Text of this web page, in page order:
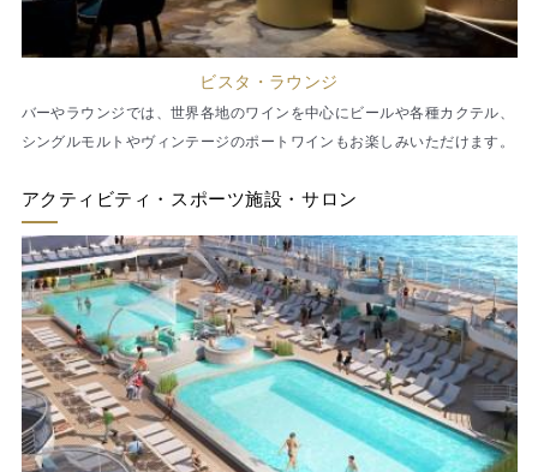
ビスタ・ラウンジ
バーやラウンジでは、世界各地のワインを中心にビールや各種カクテル、
シングルモルトやヴィンテージのポートワインもお楽しみいただけます。
アクティビティ・スポーツ施設・サロン